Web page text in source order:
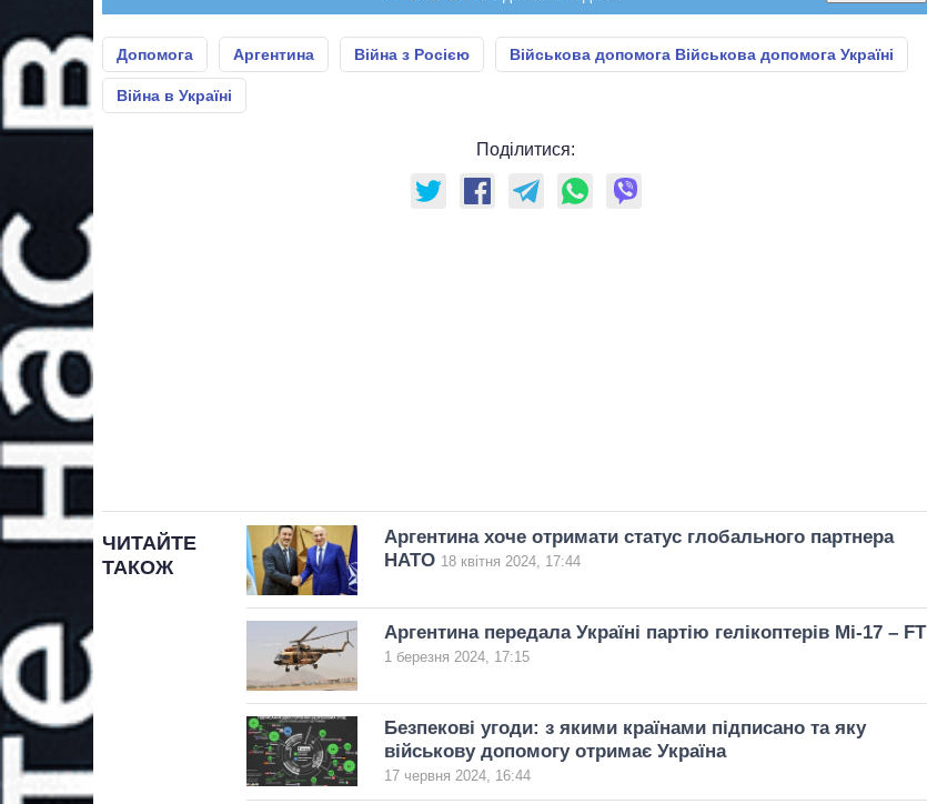
Допомога Аргентина Війна з Росією Військова допомога Військова допомога Україні
Війна в Україні
Поділитися:
ЧИТАЙТЕ
ТАКОЖ
Аргентина хоче отримати статус глобального партнера
НАТО 18 квітня 2024, 17:44
Аргентина передала Україні партію гелікоптерів Мі-17 – FT
1 березня 2024, 17:15
Безпекові угоди: з якими країнами підписано та яку
військову допомогу отримає Україна
17 червня 2024, 16:44